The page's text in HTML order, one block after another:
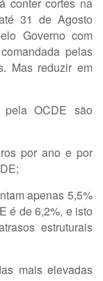
31 de Agosto
Governo com
pelas
Mas reduzir em
OCDE são
por ano e por
apenas 5,5%
é de 6,2%, e isto
estruturais
mais elevadas